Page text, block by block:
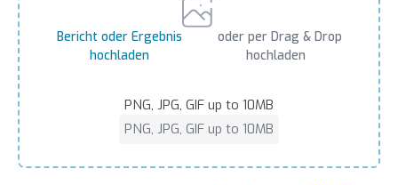
Bericht oder Ergebnis
hochladen
oder per Drag & Drop
hochladen
PNG, JPG, GIF up to 10MB
PNG, JPG, GIF up to 10MB